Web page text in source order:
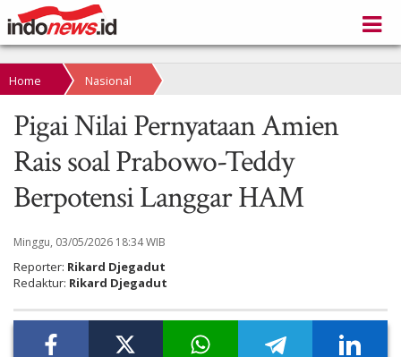
Home Nasional
Pigai Nilai Pernyataan Amien
Rais soal Prabowo-Teddy
Berpotensi Langgar HAM
Minggu, 03/05/2026 18:34 WIB
Reporter: Rikard Djegadut
Redaktur: Rikard Djegadut